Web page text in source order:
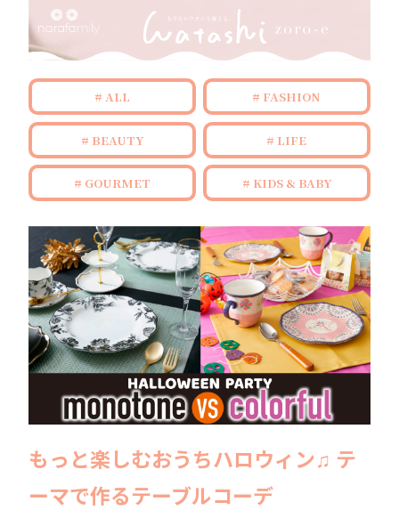
ALL FASHION
BEAUTY LIFE
GOURMET KIDS & BABY
もっと楽しむおうちハロウィン♫ テ
ーマで作るテーブルコーデ